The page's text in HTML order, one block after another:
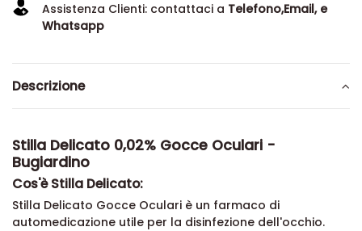
Assistenza Clienti: contattaci a Telefono,Email, e
Whatsapp
Descrizione
Stilla Delicato 0,02% Gocce Oculari -
Bugiardino
Cos'è Stilla Delicato:
Stilla Delicato Gocce Oculari è un farmaco di
automedicazione utile per la disinfezione dell'occhio.